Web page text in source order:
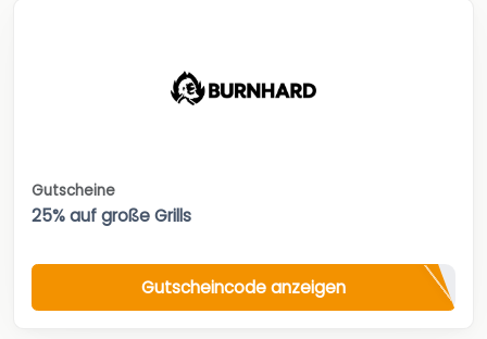
Gutscheine
25% auf große Grills
Gutscheincode anzeigen